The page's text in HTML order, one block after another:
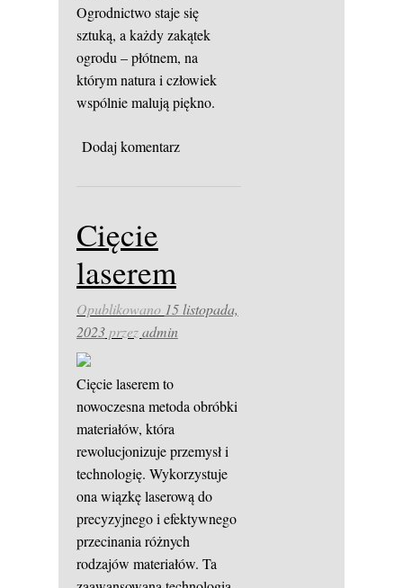
Ogrodnictwo staje się
sztuką, a każdy zakątek
ogrodu – płótnem, na
którym natura i człowiek
wspólnie malują piękno.
Dodaj komentarz
Cięcie
laserem
Opublikowano 15 listopada,
2023przezadmin
Cięcie laserem to
nowoczesna metoda obróbki
materiałów, która
rewolucjonizuje przemysł i
technologię. Wykorzystuje
ona wiązkę laserową do
precyzyjnego i efektywnego
przecinania różnych
rodzajów materiałów. Ta